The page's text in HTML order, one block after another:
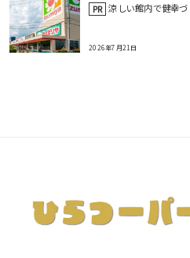
PR 涼しい館内で健幸
2026年7月21日